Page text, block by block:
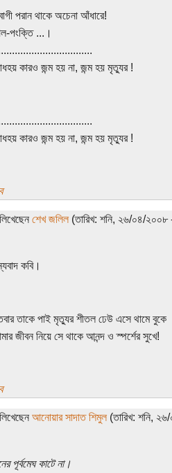
পরান থাকে অচেনা আঁধারে!
পংক্তি ...।
কারও জন্ম হয় না, জন্ম হয় মৃত্যুর !
কারও জন্ম হয় না, জন্ম হয় মৃত্যুর !
শেখ জলিল(তারিখ: শনি, ২৬/০৪/২০০৮
কবি।
তাকে পাই মৃত্যুর শীতল ঢেউ এসে থামে বুকে
জীবন নিয়ে সে থাকে আনন্দ ও স্পর্শের সুখে!
আনোয়ার সাদাত শিমুল(তারিখ: শনি,
পূর্বমেঘ কাটে না।